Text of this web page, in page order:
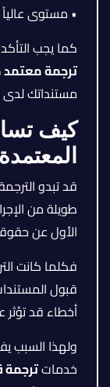
• مستوى
كما يجب
ترجمة
مستنداتك
كيف
قد تبدو
طويلة من
الأول عن
فكلما كانت
قبول
أخطاء قد تؤثر
ولهذا السبب
خدماتترجمة